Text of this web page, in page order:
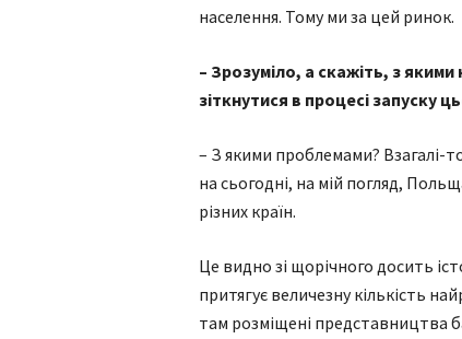
населення. Тому ми за цей ринок.
– Зрозуміло, а скажіть, з
зіткнутися в процесі запуску
– З якими проблемами? Взагалі-
на сьогодні, на мій погляд,
різних країн.
Це видно зі щорічного досить
притягує величезну кількість
там розміщені представництва